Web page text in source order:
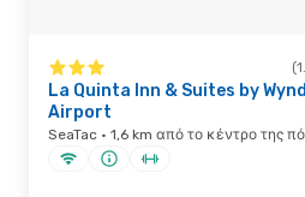
La Quinta Inn & Suites by
Airport
SeaTac · 1,6 km από το κέντρο της